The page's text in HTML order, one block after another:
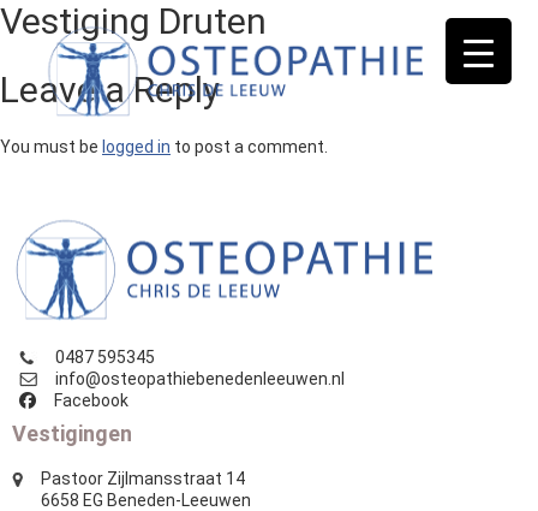
Vestiging Druten
Leave a Reply
You must be logged in to post a comment.
osteopathie
benedenleeuwen
0487 595345
info@osteopathiebenedenleeuwen.nl
Facebook
Vestigingen
Pastoor Zijlmansstraat 14
6658 EG Beneden-Leeuwen